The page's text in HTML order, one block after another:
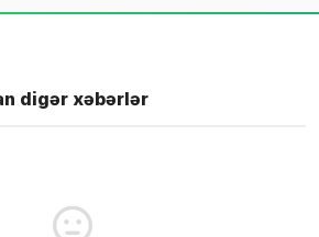
digər xəbərlər